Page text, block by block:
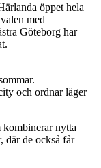
öppet hela
med
Göteborg har
och ordnar läger
kombinerar nytta
där de också får